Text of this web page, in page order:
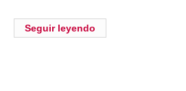
Seguir leyendo